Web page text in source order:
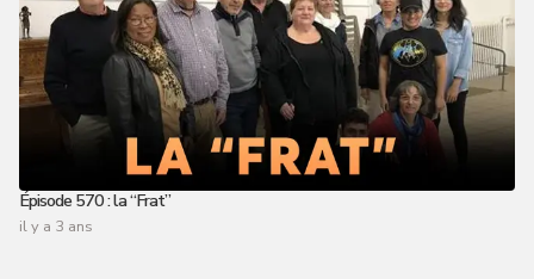
Épisode 570 : la “Frat”
il y a 3 ans